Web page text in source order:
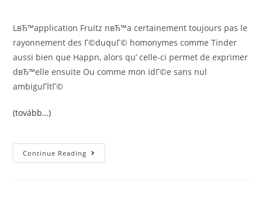
LвЂ™application Fruitz nвЂ™a certainement toujours pas le
rayonnement des Г©duquГ© homonymes comme Tinder
aussi bien que Happn, alors qu’ celle-ci permet de exprimer
dвЂ™elle ensuite Ou comme mon idГ©e sans nul
ambiguГЇtГ©
(tovább…)
Continue Reading Trois
Attention